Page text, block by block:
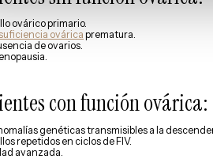
ovárico primario.
ovárica prematura.
de ovarios.
con función ovárica:
genéticas transmisibles a la
repetidos en ciclos de FIV.
avanzada.